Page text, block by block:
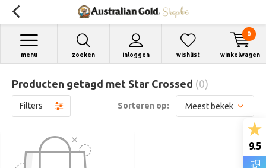
zoeken inloggen
menu wishlist winkelwagen
0
Producten getagd met Star Crossed (0)
Filters Sorteren op:
9.5